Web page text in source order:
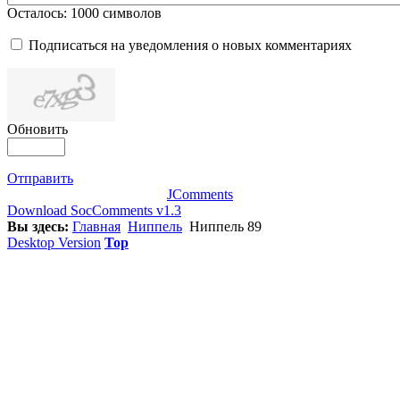
Осталось: 1000 символов
Подписаться на уведомления о новых комментариях
Обновить
Отправить
JComments
Download SocComments v1.3
Вы здесь: Главная Ниппель Ниппель 89
Desktop Version Top